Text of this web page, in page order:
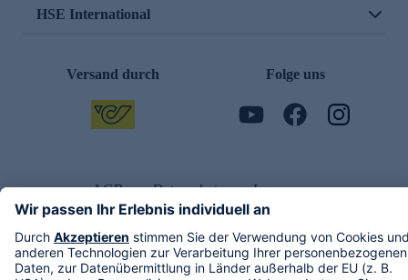
HSE International
Versand durch Folge uns
AGB Datenschutz Impressum